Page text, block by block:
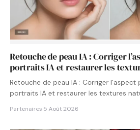
Retouche de peau IA : Corriger
portraits IA et restaurer les
Retouche de peau IA : Corriger l'aspect
portraits IA et restaurer les textures
Partenaires·5 Août 2026